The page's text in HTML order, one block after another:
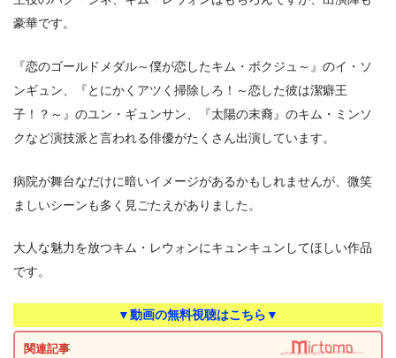
豪華です。
『恋のゴールドメダル～僕が恋したキム・ボクジュ～』のイ・ソ
ンギュン、『とにかくアツく掃除しろ！～恋した彼は潔癖王
子！？～』のユン・ギュンサン、『太陽の末裔』のキム・ミンソ
クなど演技派と言われる俳優がたくさん出演しています。
病院が舞台なだけに暗いイメージがあるかもしれませんが、微笑
ましいシーンも多く見ごたえがありました。
大人な魅力を放つキム・レウォンにキュンキュンしてほしい作品
です。
▼動画の無料視聴はこちら▼
関連記事